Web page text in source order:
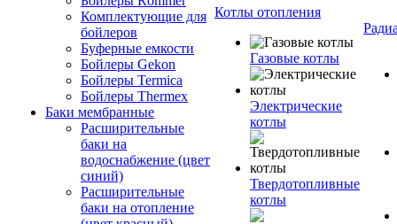
Комплектующие для
бойлеров
Буферные емкости
Бойлеры Gekon
Бойлеры Termica
Бойлеры Thermex
Баки мембранные
Расширительные
баки на
водоснабжение (цвет
синий)
Расширительные
баки на отопление
Котлы отопления
Газовые котлы
Электрические
котлы
Твердотопливные
котлы